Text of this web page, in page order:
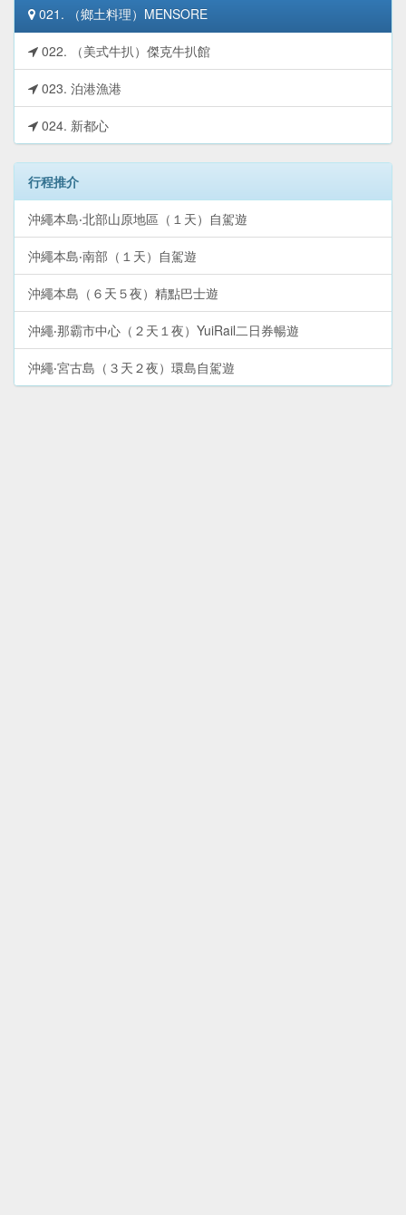
021. （鄉土料理）MENSORE
022. （美式牛扒）傑克牛扒館
023. 泊港漁港
024. 新都心
行程推介
沖繩本島‧北部山原地區（１天）自駕遊
沖繩本島‧南部（１天）自駕遊
沖繩本島（６天５夜）精點巴士遊
沖繩‧那霸市中心（２天１夜）YuiRail二日券暢遊
沖繩‧宮古島（３天２夜）環島自駕遊